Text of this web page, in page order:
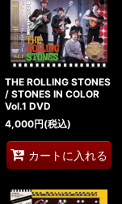
THE ROLLING STONES
/ STONES IN COLOR
Vol.1 DVD
4,000円(税込)
カートに入れる